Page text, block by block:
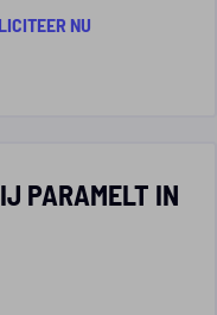
NU
PARAMELT IN